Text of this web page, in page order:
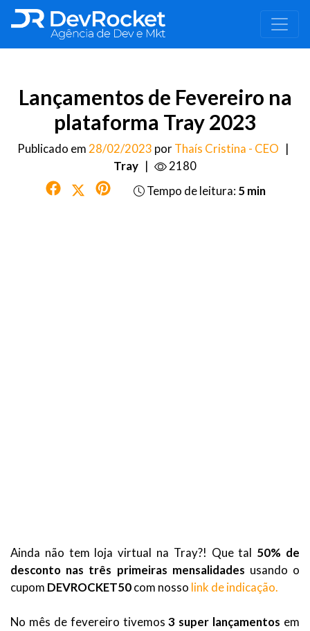
Lançamentos de Fevereiro na
plataforma Tray 2023
Publicado em 28/02/2023 porThaís Cristina - CEO |
Tray |
2180
Tempo de leitura: 5 min
Ainda não tem loja virtual na Tray?! Que tal 50% de
desconto nas três primeiras mensalidades usando o
cupom DEVROCKET50com nosso link de indicação.
No mês de fevereiro tivemos3 super lançamentos em